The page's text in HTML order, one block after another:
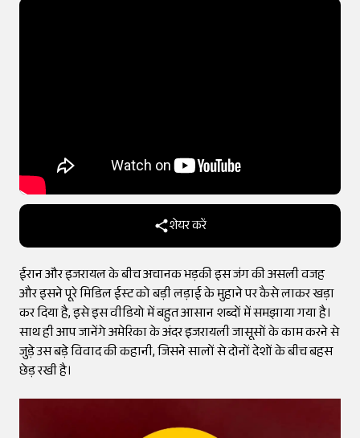
शेयर करें
ईरान और इजरायल के बीच अचानक भड़की इस जंग की असली वजह
और इसने पूरे मिडिल ईस्ट को बड़ी लड़ाई के मुहाने पर कैसे लाकर खड़ा
कर दिया है, इसे इस वीडियो में बहुत आसान शब्दों में समझाया गया है।
साथ ही आप जानेंगे अमेरिका के अंदर इजरायली जासूसों के काम करने से
जुड़े उस बड़े विवाद की कहानी, जिसने सालों से दोनों देशों के बीच बहस
छेड़ रखी है।